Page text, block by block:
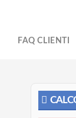
FAQ CLIENTI